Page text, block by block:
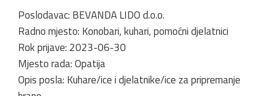
Poslodavac: BEVANDA LIDO d.o.o.
Radno mjesto: Konobari, kuhari, pomoćni djelatnici
Rok prijave: 2023-06-30
Mjesto rada: Opatija
Opis posla: Kuhare/ice i djelatnike/ice za pripremanje